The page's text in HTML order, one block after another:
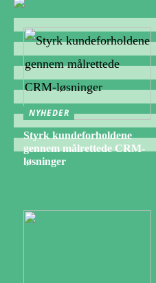
NYHEDER
Styrk kundeforholdene
gennem målrettede CRM-
løsninger